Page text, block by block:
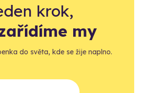
krok,
my
do světa, kde se žije naplno.